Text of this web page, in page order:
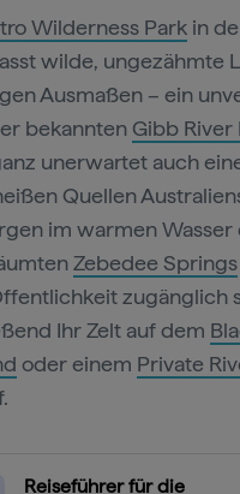
Wilderness Park in
wilde, ungezähmte
Ausmaßen – ein
bekannten Gibb River
unerwartet auch
Quellen
im warmen Wasser
Zebedee Springs
zugänglich
Ihr Zelt auf dem
oder einem Private
Reiseführer für die